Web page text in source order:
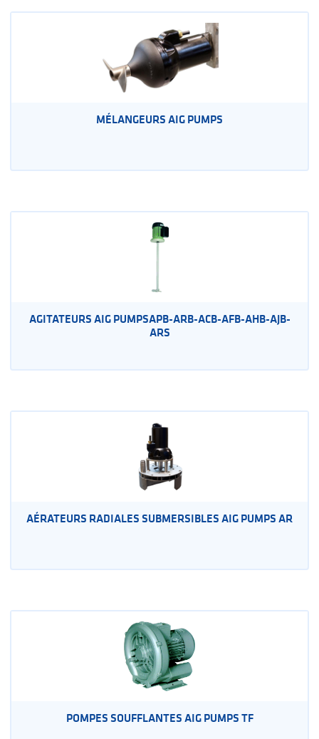
MÉLANGEURS AIG PUMPS
AGITATEURS AIG PUMPSAPB-ARB-ACB-AFB-AHB-AJB-
ARS
AÉRATEURS RADIALES SUBMERSIBLES AIG PUMPS AR
POMPES SOUFFLANTES AIG PUMPS TF